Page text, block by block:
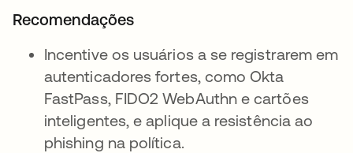
Recomendações
Incentive os usuários a se registrarem em
autenticadores fortes, como Okta
FastPass, FIDO2 WebAuthn e cartões
inteligentes, e aplique a resistência ao
phishing na política.